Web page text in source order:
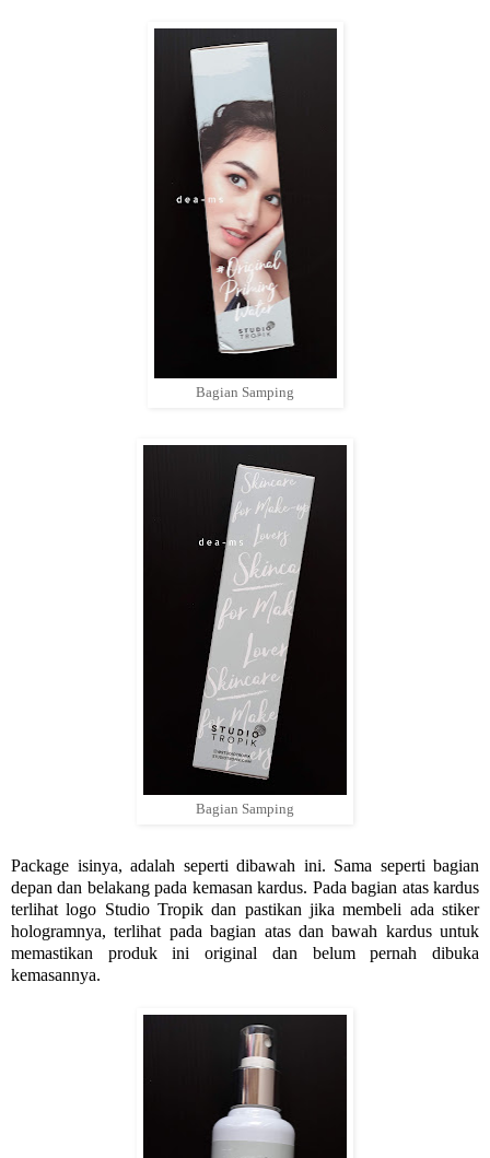
Bagian Samping
Bagian Samping
Package isinya, adalah seperti dibawah ini. Sama seperti bagian
depan dan belakang pada kemasan kardus. Pada bagian atas kardus
terlihat logo Studio Tropik dan pastikan jika membeli ada stiker
hologramnya, terlihat pada bagian atas dan bawah kardus untuk
memastikan produk ini original dan belum pernah dibuka
kemasannya.